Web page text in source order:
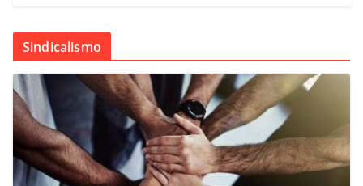
Sindicalismo